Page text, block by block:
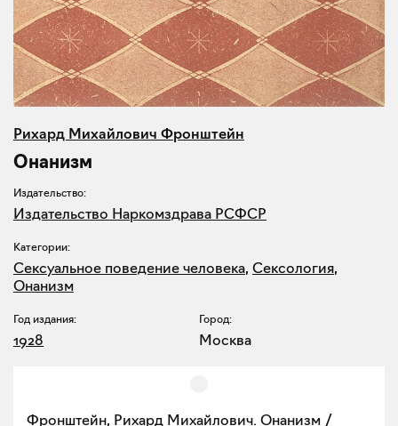
Рихард Михайлович Фронштейн
Онанизм
Издательство:
Издательство Наркомздрава РСФСР
Категории:
Сексуальное поведение человека, Сексология,
Онанизм
Год издания:
1928
Город:
Москва
Фронштейн, Рихард Михайлович. Онанизм /